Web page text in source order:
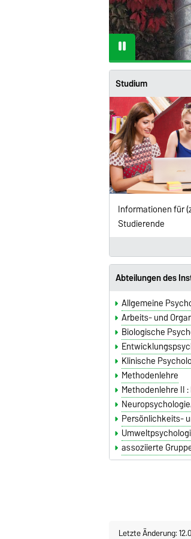
Studium
Informationen für
Studierende
Abteilungen des
Allgemeine
Arbeits- und
Biologische
Klinische
Methodenlehre
Methodenlehre II
Persönlichkeits-
assoziierte
Letzte Änderung: